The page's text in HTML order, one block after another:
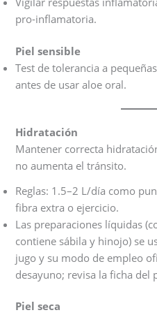
pro-inflamatoria.
Piel sensible
Test de tolerancia a
antes de usar aloe oral.
Hidratación
Mantener correcta
no aumenta el tránsito.
Reglas: 1.5–2 L/día como
fibra extra o ejercicio.
Las preparaciones líquidas
contiene sábila y hinojo) se
jugo y su modo de empleo
desayuno; revisa la ficha del
Piel seca